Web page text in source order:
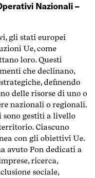
Nazionali –
gli stati europei
Ue, come
loro. Questi
che declinano,
definendo
delle risorse di uno o
nazionali o regionali.
gestiti a livello
Ciascuno
con gli obiettivi Ue.
avuto Pon dedicati a
ricerca,
sociale,